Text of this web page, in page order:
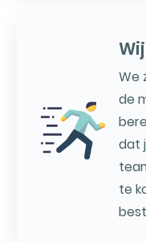
We
de
dat
te